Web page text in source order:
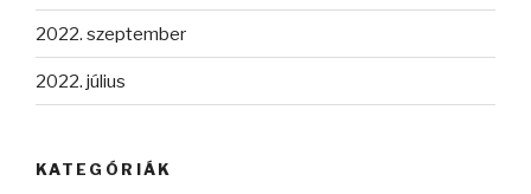
2022. szeptember
2022. július
KATEGÓRIÁK